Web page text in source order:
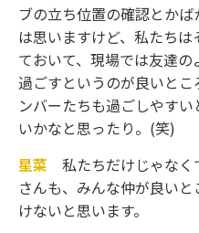
ブの立ち位置の確認とか
は思いますけど、私たち
ておいて、現場では友達
過ごすというのが良いと
ンバーたちも過ごしやす
いかなと思ったり。(笑)
星菜 私たちだけじゃなく
さんも、みんな仲が良い
けないと思います。